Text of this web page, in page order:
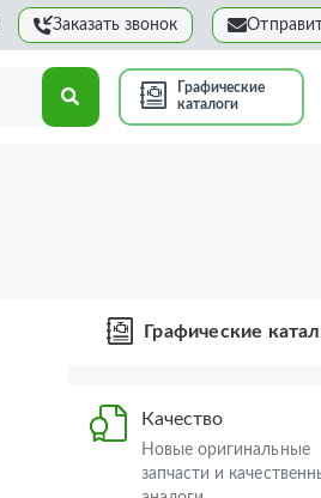
Заказать звонок
Графические
каталоги
Графические
Качество
Новые оригинальные
запчасти и